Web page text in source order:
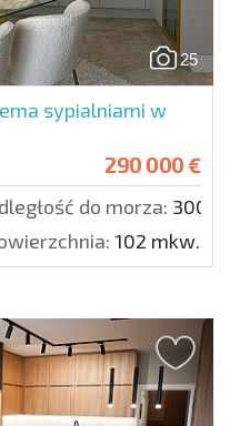
25
sypialniami w
290 000 €
do morza: 300
102 mkw.